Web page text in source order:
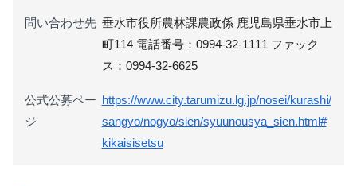
問い合わせ先 垂水市役所農林課農政係 鹿児島県垂水市上
町114 電話番号：0994-32-1111 ファック
ス：0994-32-6625
公式公募ペー
ジ
https://www.city.tarumizu.lg.jp/nosei/kurashi/
sangyo/nogyo/sien/syuunousya_sien.html#
kikaisisetsu